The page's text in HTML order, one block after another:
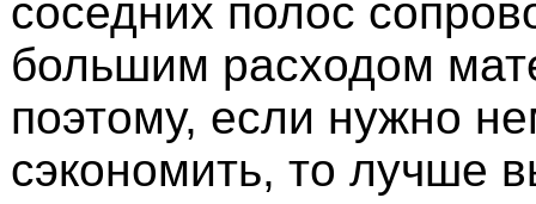
соседних полос
большим расходом
поэтому, если нужно
сэкономить, то лучше